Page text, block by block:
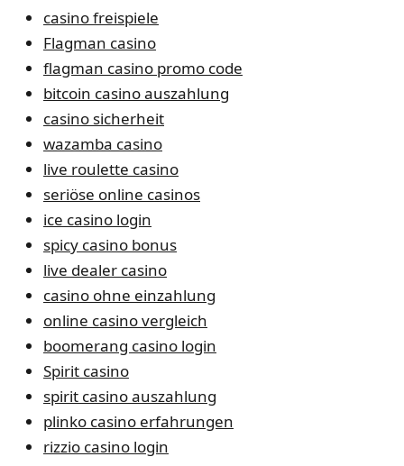
casino freispiele
Flagman casino
flagman casino promo code
bitcoin casino auszahlung
casino sicherheit
wazamba casino
live roulette casino
seriöse online casinos
ice casino login
spicy casino bonus
live dealer casino
casino ohne einzahlung
online casino vergleich
boomerang casino login
Spirit casino
spirit casino auszahlung
plinko casino erfahrungen
rizzio casino login